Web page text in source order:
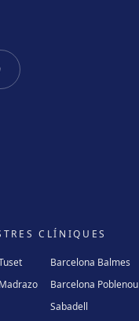
CLÍNIQUES
Barcelona Balmes
Barcelona Poblenou
Sabadell